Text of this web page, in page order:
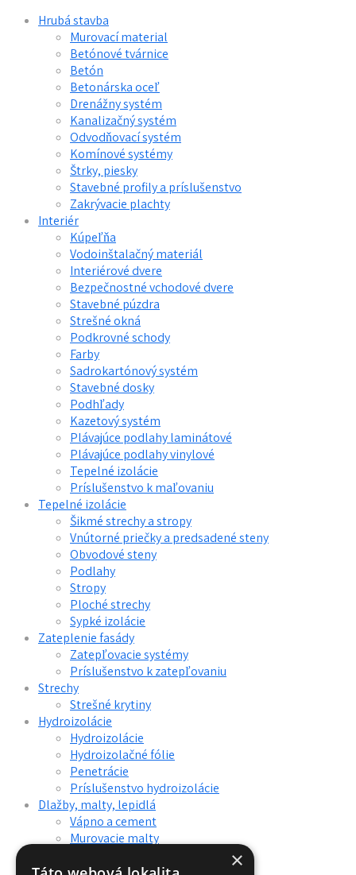
Hrubá stavba
Murovací material
Betónové tvárnice
Betón
Betonárska oceľ
Drenážny systém
Kanalizačný systém
Odvodňovací systém
Komínové systémy
Štrky, piesky
Stavebné profily a príslušenstvo
Zakrývacie plachty
Interiér
Kúpeľňa
Vodoinštalačný materiál
Interiérové dvere
Bezpečnostné vchodové dvere
Stavebné púzdra
Strešné okná
Podkrovné schody
Farby
Sadrokartónový systém
Stavebné dosky
Podhľady
Kazetový systém
Plávajúce podlahy laminátové
Plávajúce podlahy vinylové
Tepelné izolácie
Príslušenstvo k maľovaniu
Tepelné izolácie
Šikmé strechy a stropy
Vnútorné priečky a predsadené steny
Obvodové steny
Podlahy
Stropy
Ploché strechy
Sypké izolácie
Zateplenie fasády
Zatepľovacie systémy
Príslušenstvo k zatepľovaniu
Strechy
Strešné krytiny
Hydroizolácie
Hydroizolácie
Hydroizolačné fólie
Penetrácie
Príslušenstvo hydroizolácie
Dlažby, malty, lepidlá
Vápno a cement
Murovacie malty
Penetrácie
×